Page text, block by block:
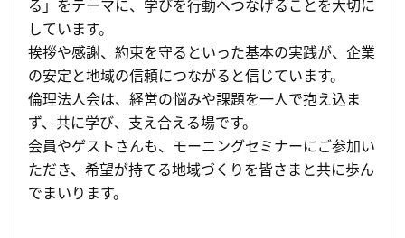
る」をテーマに、学びを行動へつなげることを大切に
しています。
挨拶や感謝、約束を守るといった基本の実践が、企業
の安定と地域の信頼につながると信じています。
倫理法人会は、経営の悩みや課題を一人で抱え込ま
ず、共に学び、支え合える場です。
会員やゲストさんも、モーニングセミナーにご参加い
ただき、希望が持てる地域づくりを皆さまと共に歩ん
でまいります。